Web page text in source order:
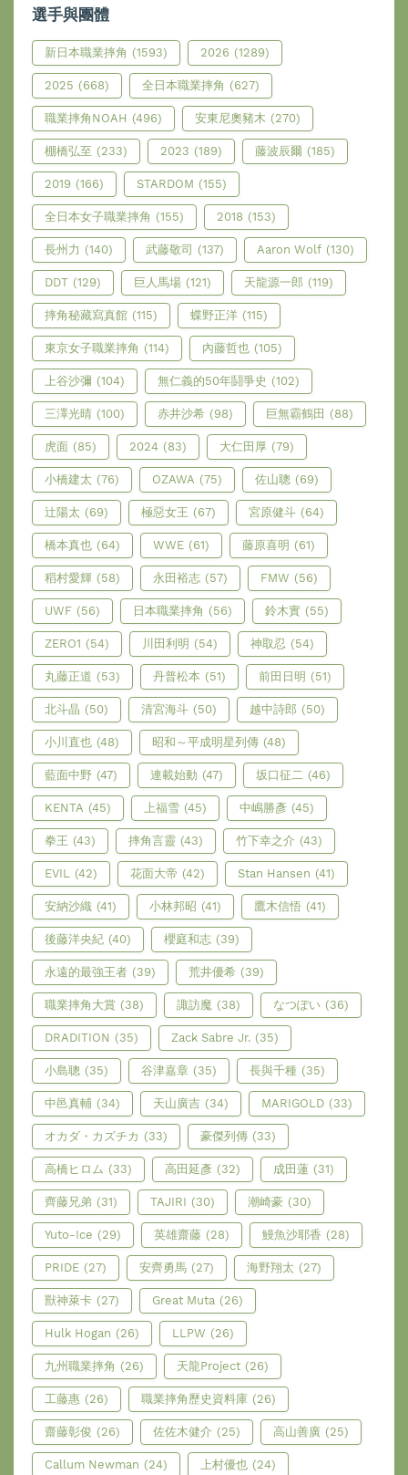
選手與團體
新日本職業摔角 (1593) 2026 (1289)
2025 (668) 全日本職業摔角 (627)
職業摔角NOAH (496) 安東尼奧豬木 (270)
棚橋弘至 (233) 2023 (189) 藤波辰爾 (185)
2019 (166) STARDOM (155)
全日本女子職業摔角 (155) 2018 (153)
長州力 (140) 武藤敬司 (137) Aaron Wolf (130)
DDT (129) 巨人馬場 (121) 天龍源一郎 (119)
摔角秘藏寫真館 (115) 蝶野正洋 (115)
東京女子職業摔角 (114) 內藤哲也 (105)
上谷沙彌 (104) 無仁義的50年鬪爭史 (102)
三澤光晴 (100) 赤井沙希 (98) 巨無霸鶴田 (88)
虎面 (85) 2024 (83) 大仁田厚 (79)
小橋建太 (76) OZAWA (75) 佐山聰 (69)
辻陽太 (69) 極惡女王 (67) 宮原健斗 (64)
橋本真也 (64) WWE (61) 藤原喜明 (61)
稻村愛輝 (58) 永田裕志 (57) FMW (56)
UWF (56) 日本職業摔角 (56) 鈴木實 (55)
ZERO1 (54) 川田利明 (54) 神取忍 (54)
丸藤正道 (53) 丹普松本 (51) 前田日明 (51)
北斗晶 (50) 清宮海斗 (50) 越中詩郎 (50)
小川直也 (48) 昭和～平成明星列傳 (48)
藍面中野 (47) 連載始動 (47) 坂口征二 (46)
KENTA (45) 上福雪 (45) 中嶋勝彥 (45)
拳王 (43) 摔角言靈 (43) 竹下幸之介 (43)
EVIL (42) 花面大帝 (42) Stan Hansen (41)
安納沙織 (41) 小林邦昭 (41) 鷹木信悟 (41)
後藤洋央紀 (40) 櫻庭和志 (39)
永遠的最強王者 (39) 荒井優希 (39)
職業摔角大賞 (38) 諏訪魔 (38) なつぽい (36)
DRADITION (35) Zack Sabre Jr. (35)
小島聰 (35) 谷津嘉章 (35) 長與千種 (35)
中邑真輔 (34) 天山廣吉 (34) MARIGOLD (33)
オカダ・カズチカ (33) 豪傑列傳 (33)
高橋ヒロム (33) 高田延彥 (32) 成田蓮 (31)
齊藤兄弟 (31) TAJIRI (30) 潮崎豪 (30)
Yuto-Ice (29) 英雄齋藤 (28) 鰻魚沙耶香 (28)
PRIDE (27) 安齊勇馬 (27) 海野翔太 (27)
獸神萊卡 (27) Great Muta (26)
Hulk Hogan (26) LLPW (26)
九州職業摔角 (26) 天龍Project (26)
工藤惠 (26) 職業摔角歷史資料庫 (26)
齋藤彰俊 (26) 佐佐木健介 (25) 高山善廣 (25)
Callum Newman (24) 上村優也 (24)